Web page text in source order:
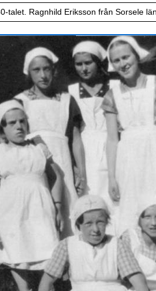
talet. Ragnhild Eriksson från Sorsele